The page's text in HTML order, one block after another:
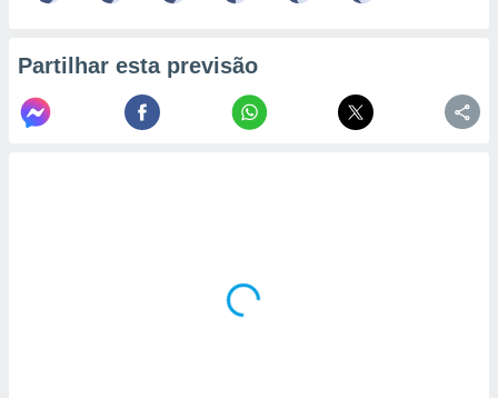
Partilhar esta previsão